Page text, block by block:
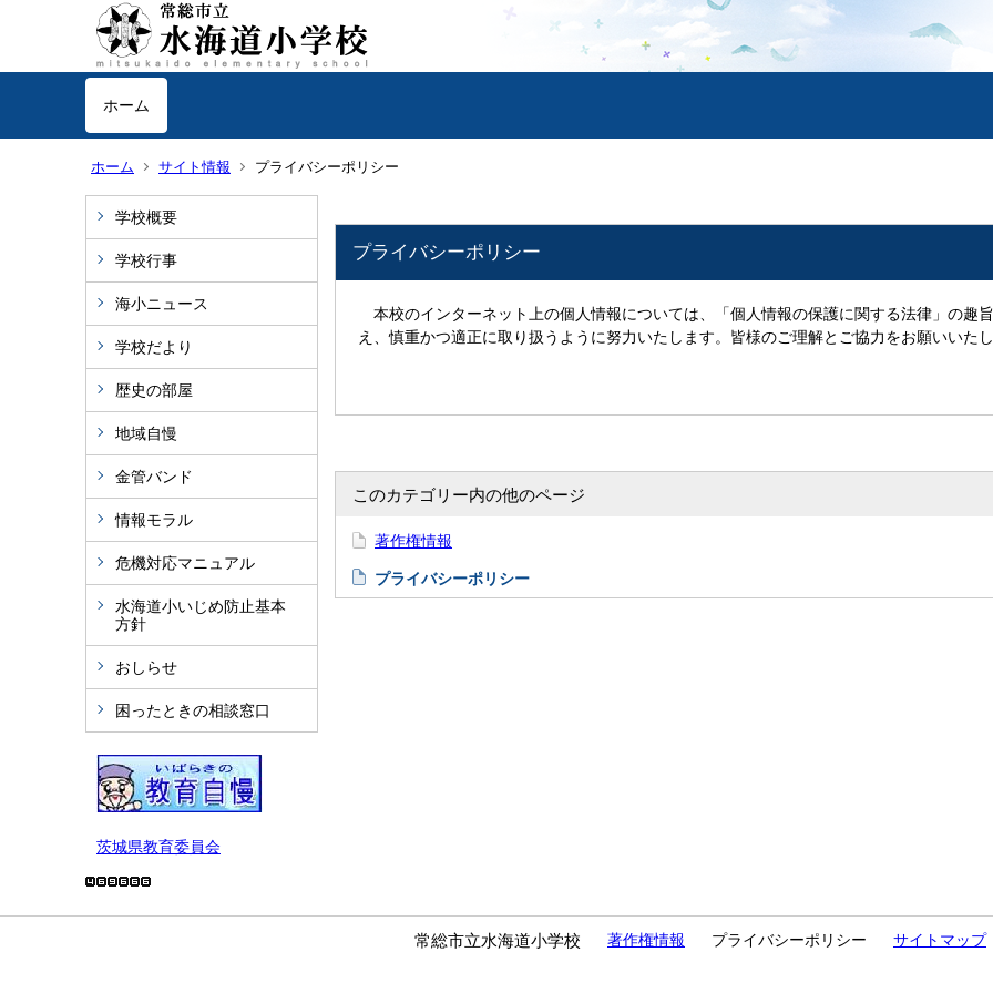
ホーム
ホーム サイト情報 プライバシーポリシー
学校概要
学校行事
海小ニュース
学校だより
歴史の部屋
地域自慢
金管バンド
情報モラル
危機対応マニュアル
水海道小いじめ防止基本
方針
おしらせ
困ったときの相談窓口
茨城県教育委員会
プライバシーポリシー
本校のインターネット上の個人情報については、「個人情報の保護に関する法律」の
え、慎重かつ適正に取り扱うように努力いたします。 皆様のご理解とご協力をお願いいた
このカテゴリー内の他のページ
著作権情報
プライバシーポリシー
常総市立水海道小学校 著作権情報 プライバシーポリシー サイトマップ